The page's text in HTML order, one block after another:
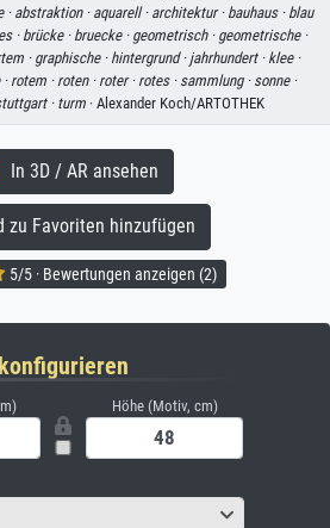
· abstraktion · aquarell · architektur · bauhaus · blau
· brücke · bruecke · geometrisch · geometrische ·
·graphische · hintergrund · jahrhundert · klee ·
rotem · roten · roter · rotes · sammlung · sonne ·
· turm· Alexander Koch/ARTOTHEK
In 3D / AR ansehen
Favoriten hinzufügen
5/5 · Bewertungen anzeigen (2)
Höhe (Motiv, cm)